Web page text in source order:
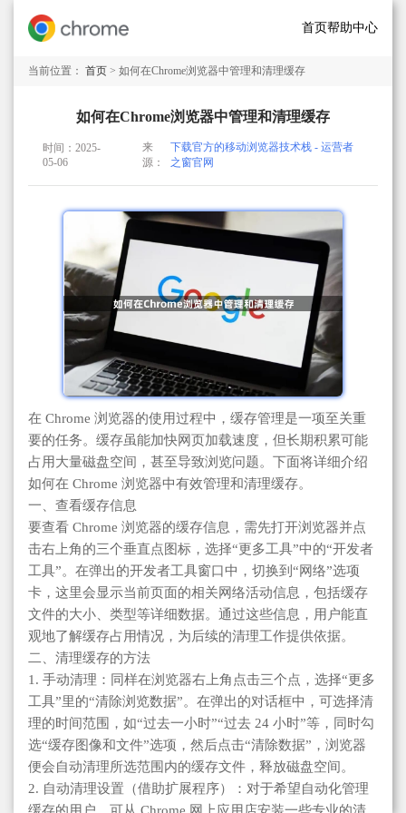
首页帮助中心
当前位置： 首页 > 如何在Chrome浏览器中管理和清理缓存
如何在Chrome浏览器中管理和清理缓存
时间：2025-
05-06
来
源：
下载官方的移动浏览器技术栈 - 运营者
之窗官网
在 Chrome 浏览器的使用过程中，缓存管理是一项至关重
要的任务。缓存虽能加快网页加载速度，但长期积累可能
占用大量磁盘空间，甚至导致浏览问题。下面将详细介绍
如何在 Chrome 浏览器中有效管理和清理缓存。
一、查看缓存信息
要查看 Chrome 浏览器的缓存信息，需先打开浏览器并点
击右上角的三个垂直点图标，选择“更多工具”中的“开发者
工具”。在弹出的开发者工具窗口中，切换到“网络”选项
卡，这里会显示当前页面的相关网络活动信息，包括缓存
文件的大小、类型等详细数据。通过这些信息，用户能直
观地了解缓存占用情况，为后续的清理工作提供依据。
二、清理缓存的方法
1. 手动清理：同样在浏览器右上角点击三个点，选择“更多
工具”里的“清除浏览数据”。在弹出的对话框中，可选择清
理的时间范围，如“过去一小时”“过去 24 小时”等，同时勾
选“缓存图像和文件”选项，然后点击“清除数据”，浏览器
便会自动清理所选范围内的缓存文件，释放磁盘空间。
2. 自动清理设置（借助扩展程序）：对于希望自动化管理